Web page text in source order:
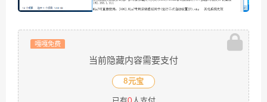
嘎嘎免费
当前隐藏内容需要支付
8元宝